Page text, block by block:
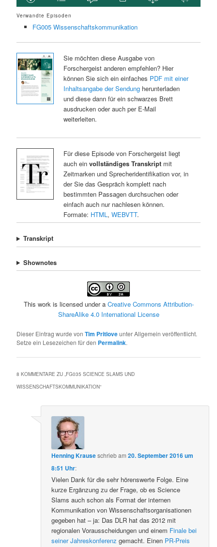
Verwandte Episoden
FG005 Wissenschaftskommunikation
Sie möchten diese Ausgabe von
Forschergeist anderen empfehlen? Hier
können Sie sich ein einfaches PDF mit einer
Inhaltsangabe der Sendungherunterladen
und diese dann für ein schwarzes Brett
ausdrucken oder auch per E-Mail
weiterleiten.
Für diese Episode von Forschergeist liegt
auch ein vollständiges Transkriptmit
Zeitmarken und Sprecheridentifikation vor, in
der Sie das Gespräch komplett nach
bestimmten Passagen durchsuchen oder
einfach auch nur nachlesen können.
Formate: HTML , WEBVTT.
Transkript
Shownotes
This work is licensed under a Creative Commons Attribution-
ShareAlike 4.0 International License
Dieser Eintrag wurde vonTim Pritloveunter Allgemein veröffentlicht.
Setze ein Lesezeichen für den Permalink.
8 KOMMENTARE ZU „FG035 SCIENCE SLAMS UND
WISSENSCHAFTSKOMMUNIKATION“
Henning Krauseschriebam20. September 2016 um
8:51 Uhr:
Vielen Dank für die sehr hörenswerte Folge. Eine
kurze Ergänzung zu der Frage, ob es Science
Slams auch schon als Format der internen
Kommunikation von Wissenschaftsorganisationen
gegeben hat – ja: Das DLR hat das 2012 mit
regionalen Vorausscheidungen und einem Finale bei
seiner Jahreskonferenz gemacht. Einen PR-Preis